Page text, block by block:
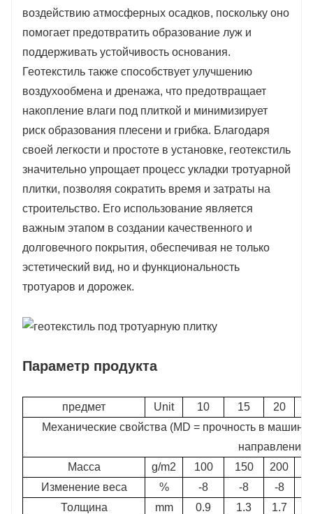
воздействию атмосферных осадков, поскольку оно
помогает предотвратить образование луж и
поддерживать устойчивость основания.
Геотекстиль также способствует улучшению
воздухообмена и дренажа, что предотвращает
накопление влаги под плиткой и минимизирует
риск образования плесени и грибка. Благодаря
своей легкости и простоте в установке, геотекстиль
значительно упрощает процесс укладки тротуарной
плитки, позволяя сократить время и затраты на
строительство. Его использование является
важным этапом в создании качественного и
долговечного покрытия, обеспечивая не только
эстетический вид, но и функциональность
тротуаров и дорожек.
Параметр продукта
предмет Unit 10 15 20
Механические свойства (MD = прочность в
Масса
g/m2 100 150 200
Изменение веса
% -8 -8 -8
Толщина
mm 0.9 1.3 1.7